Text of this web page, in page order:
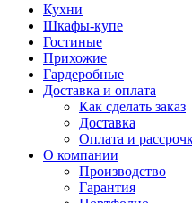
Кухни
Шкафы-купе
Гостиные
Прихожие
Гардеробные
Доставка и оплата
Как сделать заказ
Доставка
Оплата и
О компании
Производство
Гарантия